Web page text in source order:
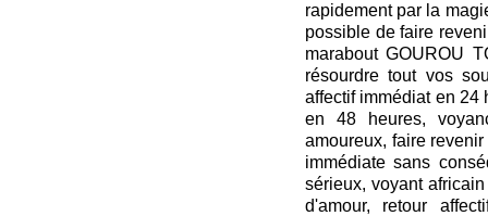
rapidement par la
possible de faire
marabout GOUROU
résourdre tout vos
affectif immédiat en 24
en 48 heures,
amoureux, faire
immédiate sans
sérieux, voyant
d'amour, retour